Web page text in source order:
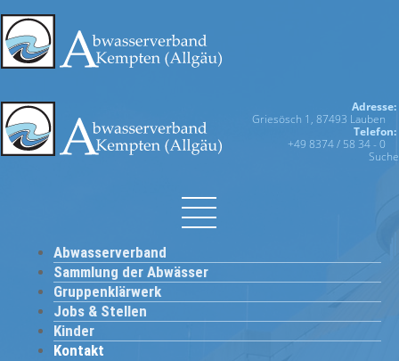
Adresse:
Griesösch 1, 87493 Lauben
Telefon:
+49 8374 / 58 34 - 0
Suche
Abwasserverband
Sammlung der Abwässer
Gruppenklärwerk
Jobs & Stellen
Kinder
Kontakt